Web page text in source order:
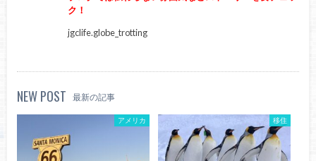
ク！
jgclife.globe_trotting
NEW POST 最新の記事
アメリカ 移住